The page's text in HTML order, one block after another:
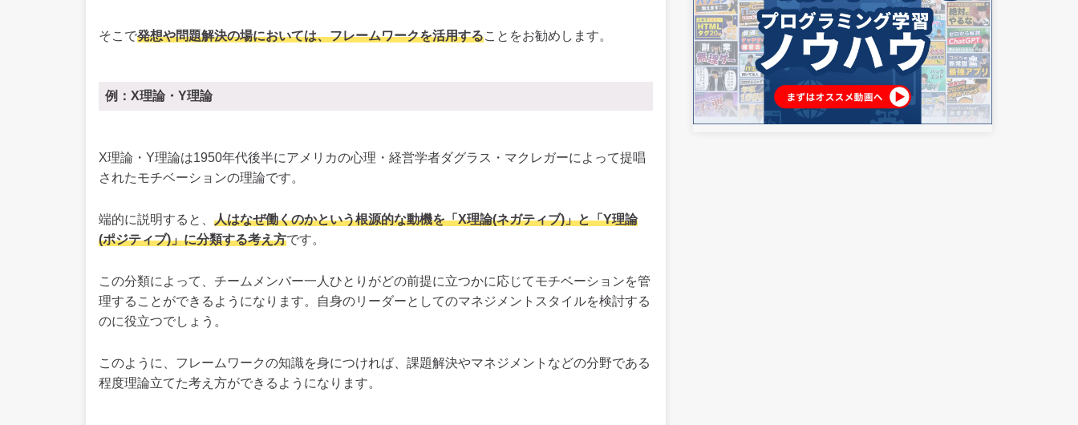
そこで発想や問題解決の場においては、フレームワークを活用することをお勧めします。
例：X理論・Y理論
X理論・Y理論は1950年代後半にアメリカの心理・経営学者ダグラス・マクレガーによって提唱
されたモチベーションの理論です。
端的に説明すると、 人はなぜ働くのかという根源的な動機を「X理論(ネガティブ)」と「Y理論
(ポジティブ)」に分類する考え方です。
この分類によって、チームメンバー一人ひとりがどの前提に立つかに応じてモチベーションを管
理することができるようになります。自身のリーダーとしてのマネジメントスタイルを検討する
のに役立つでしょう。
このように、フレームワークの知識を身につければ、課題解決やマネジメントなどの分野である
程度理論立てた考え方ができるようになります。